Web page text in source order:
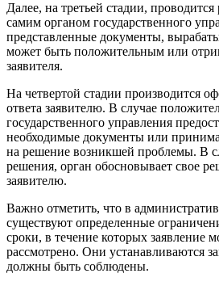
Далее, на третьей стадии, проводится
самим органом государственного
представленные документы,
может быть положительным или
заявителя.
На четвертой стадии производится
ответа заявителю. В случае
государственного управления
необходимые документы или
на решение возникшей проблемы. В
решения, орган обосновывает свое
заявителю.
Важно отметить, что в
существуют определенные
сроки, в течение которых заявление
рассмотрено. Они устанавливаются
должны быть соблюдены.